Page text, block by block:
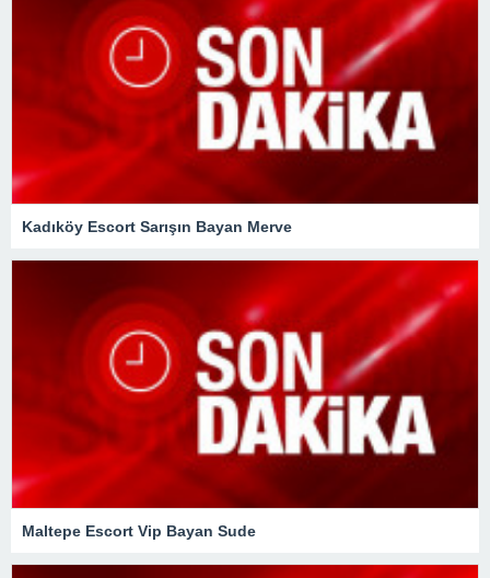
Kadıköy Escort Sarışın Bayan Merve
Maltepe Escort Vip Bayan Sude